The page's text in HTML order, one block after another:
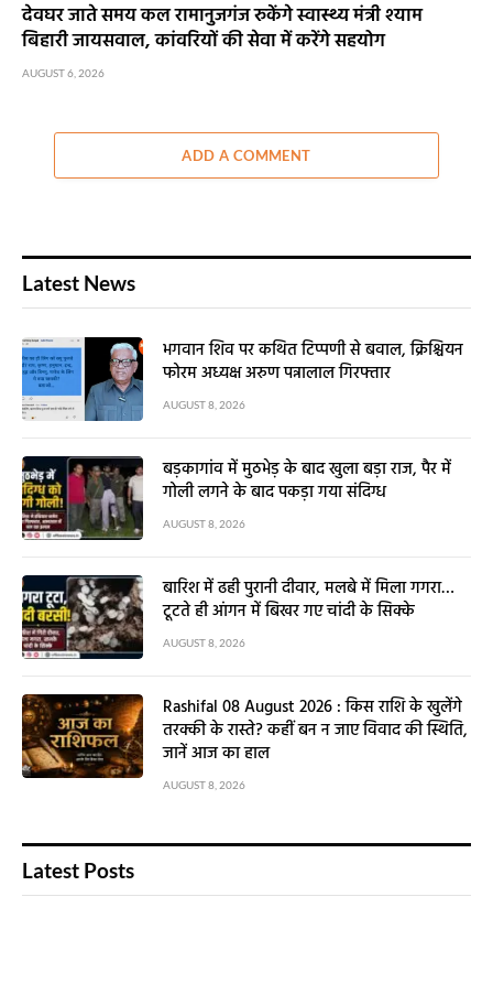
देवघर जाते समय कल रामानुजगंज रुकेंगे स्वास्थ्य मंत्री श्याम
बिहारी जायसवाल, कांवरियों की सेवा में करेंगे सहयोग
AUGUST 6, 2026
ADD A COMMENT
Latest News
भगवान शिव पर कथित टिप्पणी से बवाल, क्रिश्चियन
फोरम अध्यक्ष अरुण पन्नालाल गिरफ्तार
AUGUST 8, 2026
बड़कागांव में मुठभेड़ के बाद खुला बड़ा राज, पैर में
गोली लगने के बाद पकड़ा गया संदिग्ध
AUGUST 8, 2026
बारिश में ढही पुरानी दीवार, मलबे में मिला गगरा…
टूटते ही आंगन में बिखर गए चांदी के सिक्के
AUGUST 8, 2026
Rashifal 08 August 2026 : किस राशि के खुलेंगे
तरक्की के रास्ते? कहीं बन न जाए विवाद की स्थिति,
जानें आज का हाल
AUGUST 8, 2026
Latest Posts